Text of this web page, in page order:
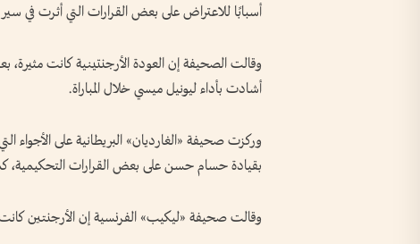
أسبابًا للاعتراض على بعض القرارات التي أثرت في سير
أشادت بأداء ليونيل ميسي خلال المباراة.
وركزت صحيفة «الغارديان» البريطانية على الأجواء
بقيادة حسام حسن على بعض القرارات التحكيمية،
وقالت صحيفة «ليكيب» الفرنسية إن الأرجنتين